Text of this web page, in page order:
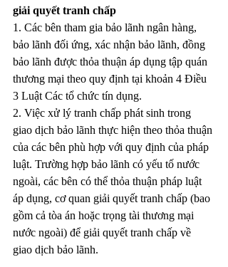
giải quyết tranh chấp
1. Các bên tham gia bảo lãnh ngân hàng,
bảo lãnh đối ứng, xác nhận bảo lãnh, đồng
bảo lãnh được thỏa thuận áp dụng tập quán
thương mại theo quy định tại khoản 4 Điều
3 Luật Các tổ chức tín dụng.
2. Việc xử lý tranh chấp phát sinh trong
giao dịch bảo lãnh thực hiện theo thỏa thuận
của các bên phù hợp với quy định của pháp
luật. Trường hợp bảo lãnh có yếu tố nước
ngoài, các bên có thể thỏa thuận pháp luật
áp dụng, cơ quan giải quyết tranh chấp (bao
gồm cả tòa án hoặc trọng tài thương mại
nước ngoài) để giải quyết tranh chấp về
giao dịch bảo lãnh.